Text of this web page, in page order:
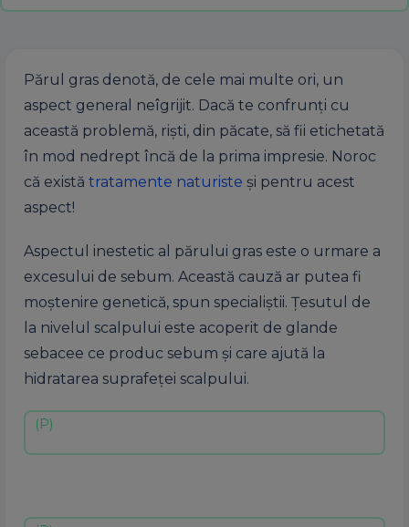
Părul gras denotă, de cele mai multe ori, un
aspect general neîgrijit. Dacă te confrunţi cu
această problemă, rişti, din păcate, să fii etichetată
în mod nedrept încă de la prima impresie. Noroc
că există tratamente naturiste și pentru acest
aspect!
Aspectul inestetic al părului gras este o urmare a
excesului de sebum. Această cauză ar putea fi
moştenire genetică, spun specialiştii. Ţesutul de
la nivelul scalpului este acoperit de glande
sebacee ce produc sebum şi care ajută la
hidratarea suprafeţei scalpului.